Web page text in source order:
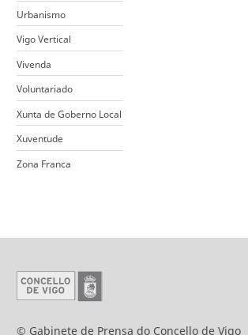
Urbanismo
Vigo Vertical
Vivenda
Voluntariado
Xunta de Goberno Local
Xuventude
Zona Franca
© Gabinete de Prensa do Concello de Vigo